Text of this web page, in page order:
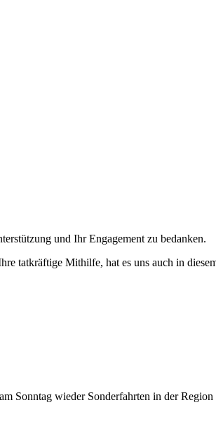
und Ihr Engagement zu bedanken.
tatkräftige Mithilfe, hat es uns auch in
Sonntag wieder Sonderfahrten in der Region